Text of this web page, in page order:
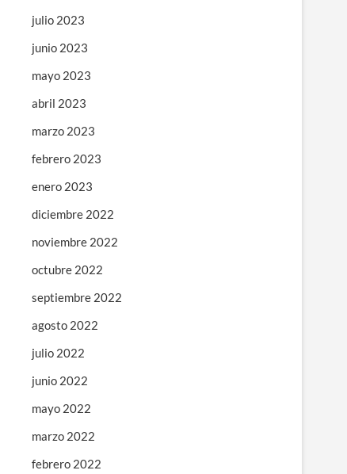
julio 2023
junio 2023
mayo 2023
abril 2023
marzo 2023
febrero 2023
enero 2023
diciembre 2022
noviembre 2022
octubre 2022
septiembre 2022
agosto 2022
julio 2022
junio 2022
mayo 2022
marzo 2022
febrero 2022